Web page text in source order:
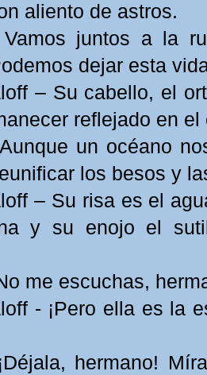
aliento de astros.
juntos a la
dejar esta
– Su cabello, el
reflejado en el
un océano
los besos y
– Su risa es el
y su enojo el
me escuchas,
- ¡Pero ella es la
hermano!